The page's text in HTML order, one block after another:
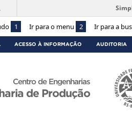
1 Ir para o menu 2 Ir para a
ACESSO À INFORMAÇÃO AUDITORIA
Centro de Engenharias
de Produção